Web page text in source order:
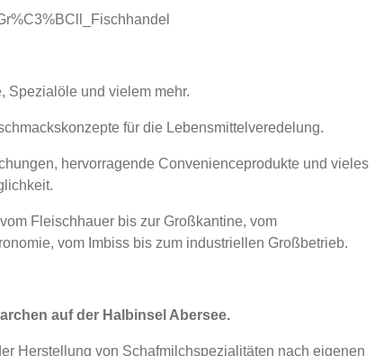
Spezialöle und vielem mehr.
für die Lebensmittelveredelung.
hervorragende Convenienceprodukte und vieles
Fleischhauer bis zur Großkantine, vom
vom Imbiss bis zum industriellen Großbetrieb.
auf der Halbinsel Abersee.
Herstellung von Schafmilchspezialitäten nach eigenen